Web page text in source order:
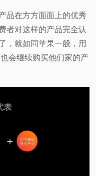
品在方方面面上的优秀
者对这样的产品完全认
，就如同苹果一般，用
会继续购买他们家的产